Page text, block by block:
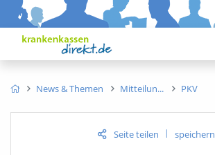
News & Themen Mitteilun PKV
Seite teilen | speichern